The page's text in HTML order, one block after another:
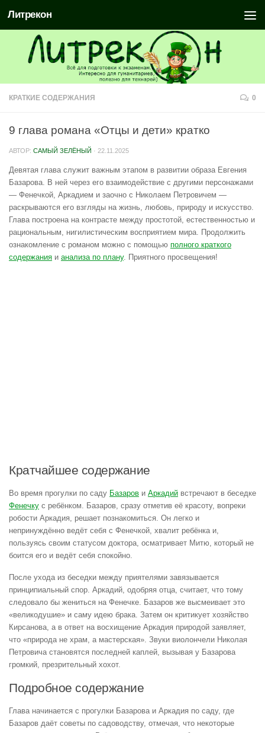
Литрекон
КРАТКИЕ СОДЕРЖАНИЯ 0
9 глава романа «Отцы и дети» кратко
АВТОР: САМЫЙ ЗЕЛЁНЫЙ · 22.11.2025
Девятая глава служит важным этапом в развитии образа Евгения
Базарова. В ней через его взаимодействие с другими персонажами
— Фенечкой, Аркадием и заочно с Николаем Петровичем —
раскрываются его взгляды на жизнь, любовь, природу и искусство.
Глава построена на контрасте между простотой, естественностью и
рациональным, нигилистическим восприятием мира. Продолжить
ознакомление с романом можно с помощью полного краткого
содержания и анализа по плану. Приятного просвещения!
Кратчайшее содержание
Во время прогулки по саду Базаров и Аркадий встречают в беседке
Фенечку с ребёнком. Базаров, сразу отметив её красоту, вопреки
робости Аркадия, решает познакомиться. Он легко и
непринуждённо ведёт себя с Фенечкой, хвалит ребёнка и,
пользуясь своим статусом доктора, осматривает Митю, который не
боится его и ведёт себя спокойно.
После ухода из беседки между приятелями завязывается
принципиальный спор. Аркадий, одобряя отца, считает, что тому
следовало бы жениться на Фенечке. Базаров же высмеивает это
«великодушие» и саму идею брака. Затем он критикует хозяйство
Кирсанова, а в ответ на восхищение Аркадия природой заявляет,
что «природа не храм, а мастерская». Звуки виолончели Николая
Петровича становятся последней каплей, вызывая у Базарова
громкий, презрительный хохот.
Подробное содержание
Глава начинается с прогулки Базарова и Аркадия по саду, где
Базаров даёт советы по садоводству, отмечая, что некоторые